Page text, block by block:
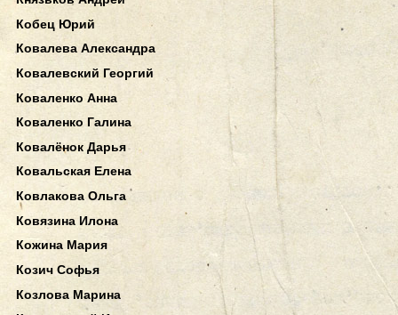
Кобец Юрий
Ковалева Александра
Ковалевский Георгий
Коваленко Анна
Коваленко Галина
Ковалёнок Дарья
Ковальская Елена
Ковлакова Ольга
Ковязина Илона
Кожина Мария
Козич Софья
Козлова Марина